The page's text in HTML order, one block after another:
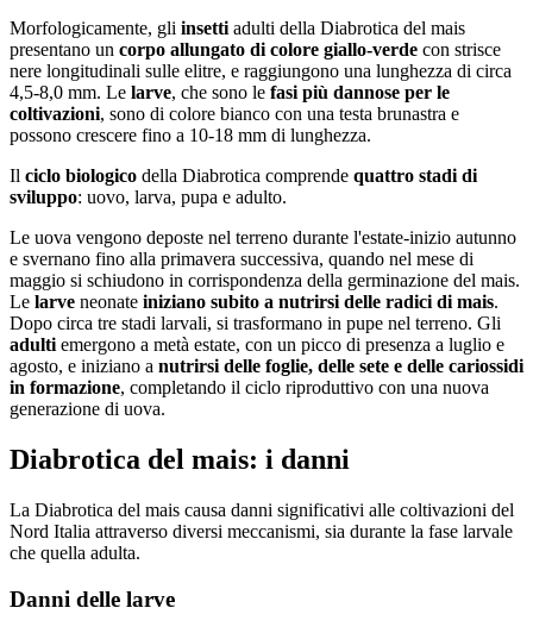
Morfologicamente, gli insetti adulti della Diabrotica del mais
presentano un corpo allungato di colore giallo-verde con strisce
nere longitudinali sulle elitre, e raggiungono una lunghezza di circa
4,5-8,0 mm. Le larve, che sono le fasi più dannose per le
coltivazioni, sono di colore bianco con una testa brunastra e
possono crescere fino a 10-18 mm di lunghezza.
Il ciclo biologico della Diabrotica comprende quattro stadi di
sviluppo: uovo, larva, pupa e adulto.
Le uova vengono deposte nel terreno durante l'estate-inizio autunno
e svernano fino alla primavera successiva, quando nel mese di
maggio si schiudono in corrispondenza della germinazione del mais.
Le larve neonate iniziano subito a nutrirsi delle radici di mais.
Dopo circa tre stadi larvali, si trasformano in pupe nel terreno. Gli
adulti emergono a metà estate, con un picco di presenza a luglio e
agosto, e iniziano a nutrirsi delle foglie, delle sete e delle cariossidi
in formazione, completando il ciclo riproduttivo con una nuova
generazione di uova.
Diabrotica del mais: i danni
La Diabrotica del mais causa danni significativi alle coltivazioni del
Nord Italia attraverso diversi meccanismi, sia durante la fase larvale
che quella adulta.
Danni delle larve